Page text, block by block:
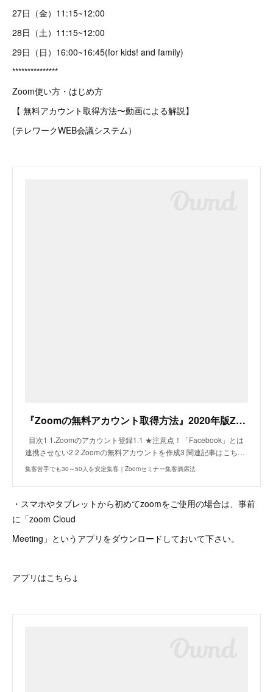
27日（金）11:15~12:00
28日（土）11:15~12:00
29日（日）16:00~16:45(for kids! and family)
***************
Zoom使い方・はじめ方
【 無料アカウント取得方法〜動画による解説】
(テレワークWEB会議システム）
『Zoomの無料アカウント取得方法』2020年版Zoom使い方① | 集客苦手でも30～50人を安定集客｜Zoomセミナー集客満席法
目次1 1.Zoomのアカウント登録1.1 ★注意点！「Facebook」とは
連携させない2 2.Zoomの無料アカウントを作成3 関連記事はこち…
集客苦手でも30～50人を安定集客｜Zoomセミナー集客満席法
・スマホやタブレットから初めてzoomをご使用の場合は、事前
に「zoom Cloud
Meeting」というアプリをダウンロードしておいて下さい。
アプリはこちら↓